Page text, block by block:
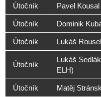
Útočník Pavel
Útočník Dominik
Útočník Lukáš
Útočník
Lukáš
ELH)
Útočník Matěj